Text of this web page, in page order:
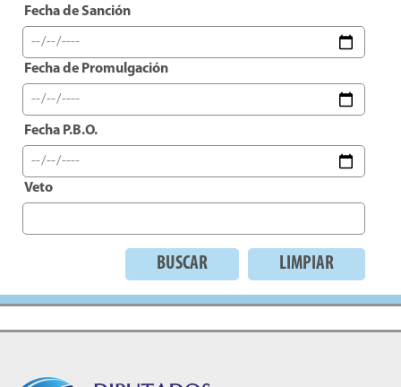
Fecha de Sanción
Fecha de Promulgación
Fecha P.B.O.
Veto